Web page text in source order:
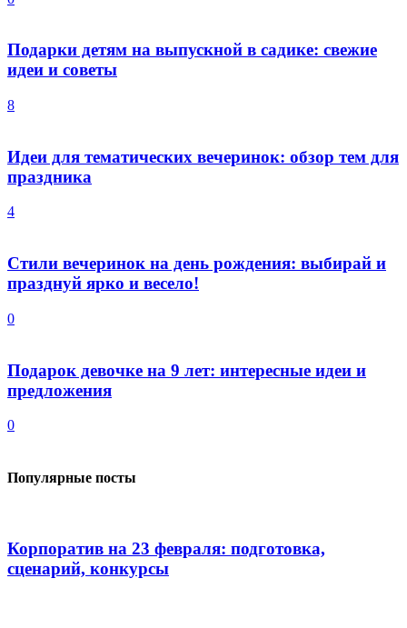
Подарки детям на выпускной в садике: свежие
идеи и советы
8
Идеи для тематических вечеринок: обзор тем для
праздника
4
Стили вечеринок на день рождения: выбирай и
празднуй ярко и весело!
0
Подарок девочке на 9 лет: интересные идеи и
предложения
0
Популярные посты
Корпоратив на 23 февраля: подготовка,
сценарий, конкурсы